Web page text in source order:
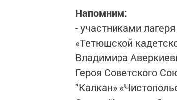
Напомним:
- участниками
«Тетюшской
Владимира
Героя Советского
"Калкан»